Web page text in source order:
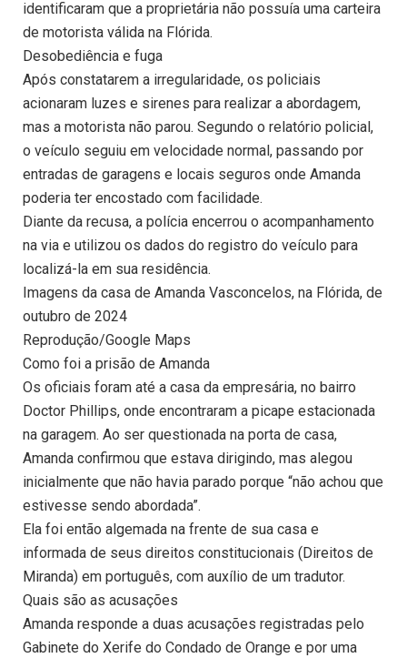
identificaram que a proprietária não possuía uma carteira
de motorista válida na Flórida.
Desobediência e fuga
Após constatarem a irregularidade, os policiais
acionaram luzes e sirenes para realizar a abordagem,
mas a motorista não parou. Segundo o relatório policial,
o veículo seguiu em velocidade normal, passando por
entradas de garagens e locais seguros onde Amanda
poderia ter encostado com facilidade.
Diante da recusa, a polícia encerrou o acompanhamento
na via e utilizou os dados do registro do veículo para
localizá-la em sua residência.
Imagens da casa de Amanda Vasconcelos, na Flórida, de
outubro de 2024
Reprodução/Google Maps
Como foi a prisão de Amanda
Os oficiais foram até a casa da empresária, no bairro
Doctor Phillips, onde encontraram a picape estacionada
na garagem. Ao ser questionada na porta de casa,
Amanda confirmou que estava dirigindo, mas alegou
inicialmente que não havia parado porque “não achou que
estivesse sendo abordada”.
Ela foi então algemada na frente de sua casa e
informada de seus direitos constitucionais (Direitos de
Miranda) em português, com auxílio de um tradutor.
Quais são as acusações
Amanda responde a duas acusações registradas pelo
Gabinete do Xerife do Condado de Orange e por uma